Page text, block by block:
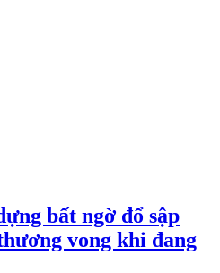
bất ngờ đổ sập
vong khi đang